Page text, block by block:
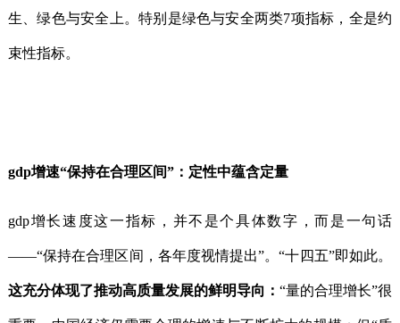
生、绿色与安全上。特别是绿色与安全两类7项指标，全是约
束性指标。
gdp增速“保持在合理区间”：定性中蕴含定量
gdp增长速度这一指标，并不是个具体数字，而是一句话
——“保持在合理区间，各年度视情提出”。“十四五”即如此。
这充分体现了推动高质量发展的鲜明导向：“量的合理增长”很